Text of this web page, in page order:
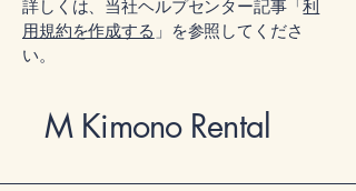
詳しくは、当社ヘルプセンター記事「利
用規約を作成する 」を参照してくださ
い。
M Kimono Rental